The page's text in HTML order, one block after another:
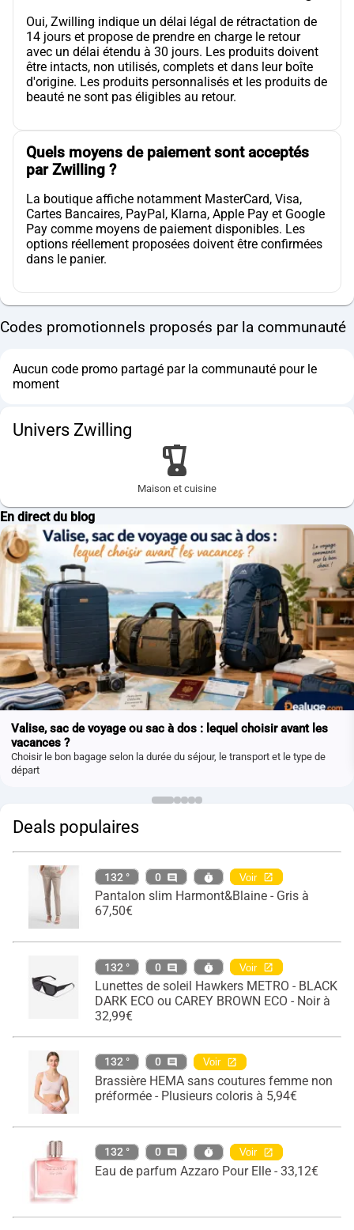
Oui, Zwilling indique un délai légal de rétractation de
14 jours et propose de prendre en charge le retour
avec un délai étendu à 30 jours. Les produits doivent
être intacts, non utilisés, complets et dans leur boîte
d'origine. Les produits personnalisés et les produits de
beauté ne sont pas éligibles au retour.
Quels moyens de paiement sont acceptés
par Zwilling ?
La boutique affiche notamment MasterCard, Visa,
Cartes Bancaires, PayPal, Klarna, Apple Pay et Google
Pay comme moyens de paiement disponibles. Les
options réellement proposées doivent être confirmées
dans le panier.
Codes promotionnels proposés par la communauté
Aucun code promo partagé par la communauté pour le
moment
Univers Zwilling
Maison et cuisine
En direct du blog
Valise, sac de voyage ou sac à dos : lequel choisir avant les
vacances ?
Choisir le bon bagage selon la durée du séjour, le transport et le type de
départ
Deals populaires
132 ° 0 Voir
Pantalon slim Harmont&Blaine - Gris à
67,50€
132 ° 0 Voir
Lunettes de soleil Hawkers METRO - BLACK
DARK ECO ou CAREY BROWN ECO - Noir à
32,99€
132 ° 0 Voir
Brassière HEMA sans coutures femme non
préformée - Plusieurs coloris à 5,94€
132 ° 0 Voir
Eau de parfum Azzaro Pour Elle - 33,12€